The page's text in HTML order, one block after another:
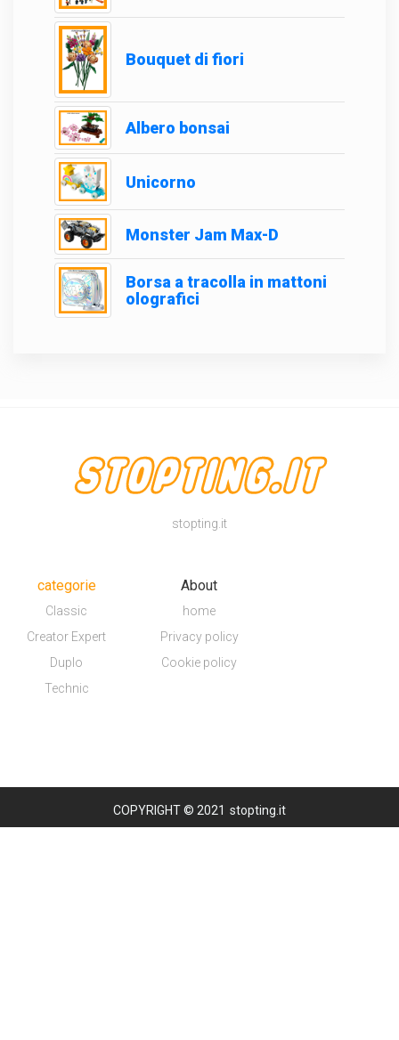
Bouquet di fiori
Albero bonsai
Unicorno
Monster Jam Max-D
Borsa a tracolla in mattoni
olografici
stopting.it
categorie
Classic
Creator Expert
Duplo
Technic
About
home
Privacy policy
Cookie policy
COPYRIGHT © 2021 stopting.it